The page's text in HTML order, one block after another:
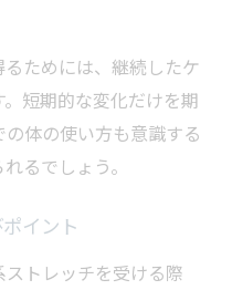
ためには、継続したケ
短期的な変化だけを期
体の使い方も意識する
るでしょう。
イント
トレッチを受ける際